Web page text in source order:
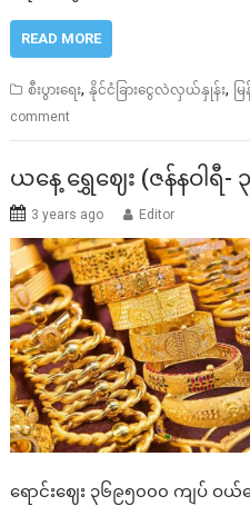
READ MORE
စီးပွားရေး,နိုင်ငံခြားငွေလဲလှယ်နှုန်း, မ
comment
ယနေ့ ရွှေဈေး (ဇန်နဝါရီ-
3 years ago Editor
ရောင်းဈေး ၃၆၉၅၀၀၀ ကျပ် ဝ